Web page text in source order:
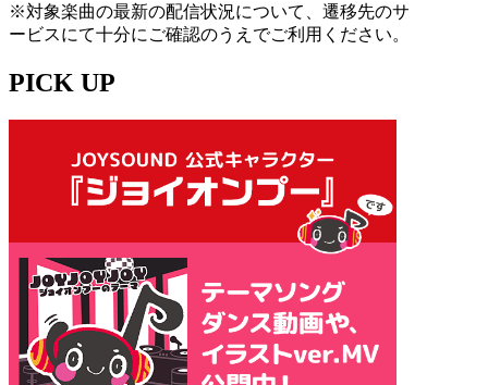
※対象楽曲の最新の配信状況について、遷移先のサ
ービスにて十分にご確認のうえでご利用ください。
PICK UP